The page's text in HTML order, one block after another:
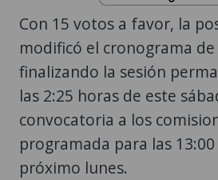
Con 15 votos a favor, la
modificó el cronograma
finalizando la sesión
las 2:25 horas de este
convocatoria a los
programada para las
próximo lunes.